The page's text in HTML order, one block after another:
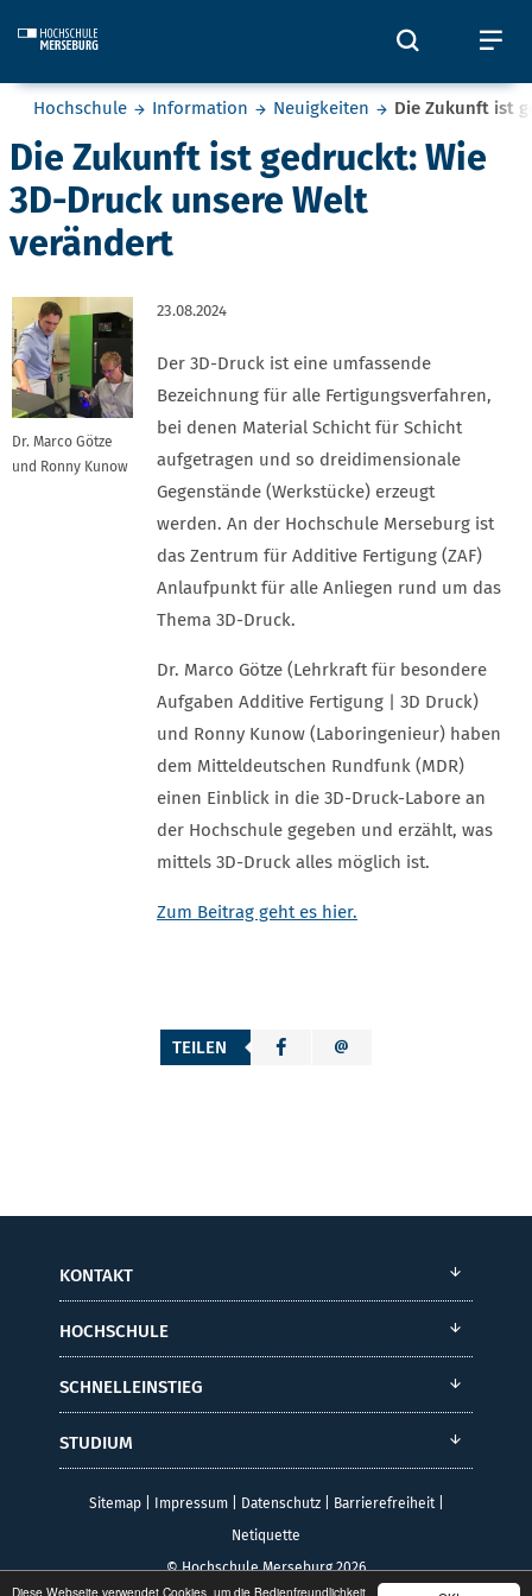
Diese Webseite verwendet Cookies, um die Bedienfreundlichkeit
Öffnet
Sie befinden sich hier:
Hochschule Information Neuigkeiten Die Zukunft ist
Die Zukunft ist gedruckt: Wie
3D-Druck unsere Welt
verändert
Dr. Marco Götze
und Ronny Kunow
23.08.2024
Der 3D-Druck ist eine umfassende
Bezeichnung für alle Fertigungsverfahren,
bei denen Material Schicht für Schicht
aufgetragen und so dreidimensionale
Gegenstände (Werkstücke) erzeugt
werden. An der Hochschule Merseburg ist
das Zentrum für Additive Fertigung (ZAF)
Anlaufpunkt für alle Anliegen rund um das
Thema 3D-Druck.
Dr. Marco Götze (Lehrkraft für besondere
Aufgaben Additive Fertigung | 3D Druck)
und Ronny Kunow (Laboringenieur) haben
dem Mitteldeutschen Rundfunk (MDR)
einen Einblick in die 3D-Druck-Labore an
der Hochschule gegeben und erzählt, was
mittels 3D-Druck alles möglich ist.
Zum Beitrag geht es hier.
TEILEN
KONTAKT
HOCHSCHULE
SCHNELLEINSTIEG
STUDIUM
Sitemap| Impressum| Datenschutz| Barrierefreiheit|
Netiquette
© Hochschule Merseburg 2026